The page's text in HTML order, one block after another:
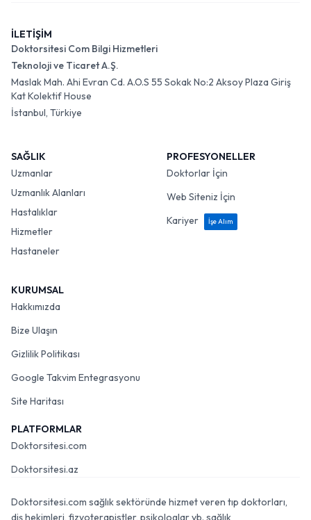
İLETİŞİM
Doktorsitesi Com Bilgi Hizmetleri
Teknoloji ve Ticaret A.Ş.
Maslak Mah. Ahi Evran Cd. A.O.S 55 Sokak No:2 Aksoy Plaza Giriş
Kat Kolektif House
İstanbul, Türkiye
SAĞLIK
Uzmanlar
Uzmanlık Alanları
Hastalıklar
Hizmetler
Hastaneler
PROFESYONELLER
Doktorlar İçin
Web Siteniz İçin
Kariyer
İşe Alım
KURUMSAL
Hakkımızda
Bize Ulaşın
Gizlilik Politikası
Google Takvim Entegrasyonu
Site Haritası
PLATFORMLAR
Doktorsitesi.com
Doktorsitesi.az
Doktorsitesi.com sağlık sektöründe hizmet veren tıp doktorları,
diş hekimleri, fizyoterapistler, psikologlar vb. sağlık